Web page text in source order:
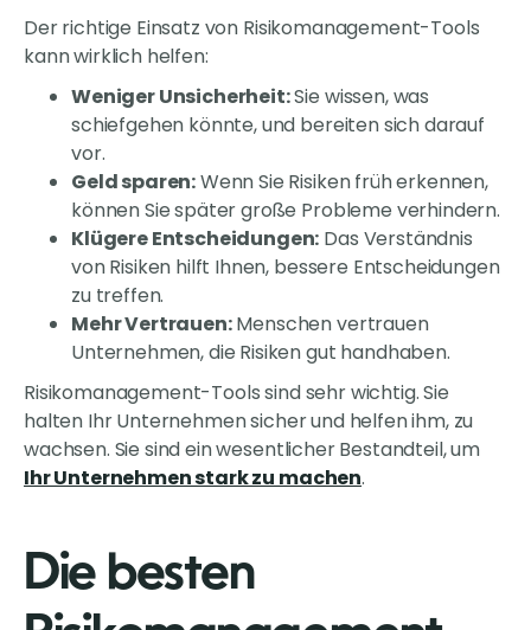
Der richtige Einsatz von Risikomanagement-Tools
kann wirklich helfen:
Weniger Unsicherheit:Sie wissen, was
schiefgehen könnte, und bereiten sich darauf
vor.
Geld sparen:Wenn Sie Risiken früh erkennen,
können Sie später große Probleme verhindern.
Klügere Entscheidungen: Das Verständnis
von Risiken hilft Ihnen, bessere Entscheidungen
zu treffen.
Mehr Vertrauen:Menschen vertrauen
Unternehmen, die Risiken gut handhaben.
Risikomanagement-Tools sind sehr wichtig. Sie
halten Ihr Unternehmen sicher und helfen ihm, zu
wachsen. Sie sind ein wesentlicher Bestandteil, um
Ihr Unternehmen stark zu machen.
Die besten